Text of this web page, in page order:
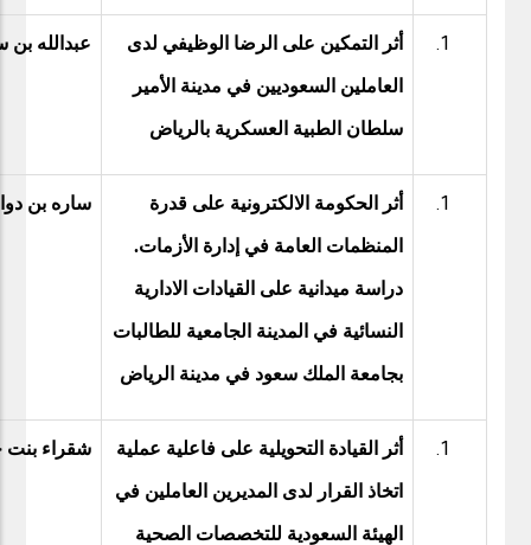
أثر التمكين على الرضا الوظيفي لدى
العاملين السعوديين في مدينة الأمير
سلطان الطبية العسكرية بالرياض
عبدالله بن
أثر الحكومة الالكترونية على قدرة
المنظمات العامة في إدارة الأزمات.
دراسة ميدانية على القيادات الادارية
النسائية في المدينة الجامعية للطالبات
بجامعة الملك سعود في مدينة الرياض
ساره بن
أثر القيادة التحويلية على فاعلية عملية
اتخاذ القرار لدى المديرين العاملين في
الهيئة السعودية للتخصصات الصحية
شقراء بنت